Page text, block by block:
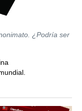
¿Podría ser